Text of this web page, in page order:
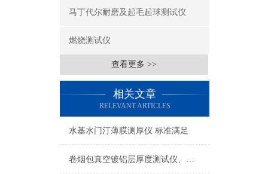
马丁代尔耐磨及起毛起球测试仪
燃烧测试仪
查看更多 >>
相关文章
RELEVANT ARTICLES
水基水门汀薄膜测厚仪 标准满足
卷烟包真空镀铝层厚度测试仪、烟包镀铝层测厚仪技术参数